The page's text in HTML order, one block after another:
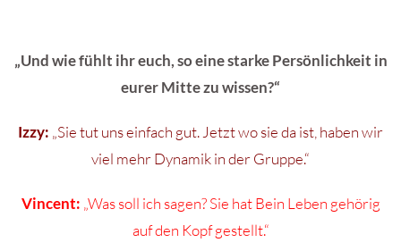
„Und wie fühlt ihr euch, so eine starke Persönlichkeit in
eurer Mitte zu wissen?“
Izzy: „Sie tut uns einfach gut. Jetzt wo sie da ist, haben wir
viel mehr Dynamik in der Gruppe.“
Vincent: „Was soll ich sagen? Sie hat Bein Leben gehörig
auf den Kopf gestellt.“